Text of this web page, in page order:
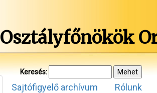
Osztályfőnökök
Keresés:
Sajtófigyelő archívum Rólunk